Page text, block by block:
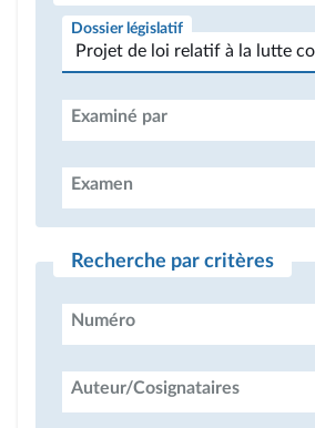
Dossier législatif
Examiné par
Examen
Recherche par critères
Numéro
Auteur/Cosignataires